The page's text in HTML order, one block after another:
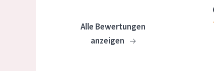
Alle Bewertungen
anzeigen